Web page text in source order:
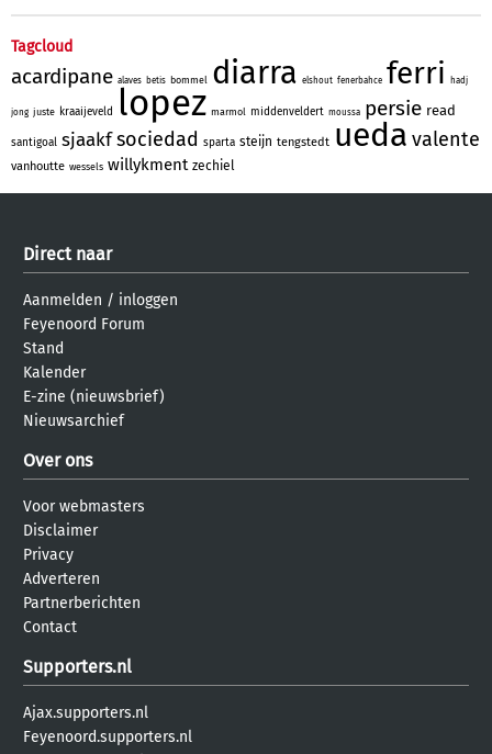
Tagcloud
acardipane alaves betis bommel diarra elshout fenerbahce ferri hadj
jong juste kraaijeveld lopez marmol middenveldert moussa persie read
santigoal sjaakfsociedad sparta steijn tengstedt ueda valente
vanhoutte wessels willykment zechiel
Direct naar
Aanmelden / inloggen
Feyenoord Forum
Stand
Kalender
E-zine (nieuwsbrief)
Nieuwsarchief
Over ons
Voor webmasters
Disclaimer
Privacy
Adverteren
Partnerberichten
Contact
Supporters.nl
Ajax.supporters.nl
Feyenoord.supporters.nl